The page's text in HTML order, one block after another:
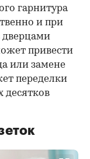
гарнитура
и при
дверцами
привести
или замене
переделки
десятков